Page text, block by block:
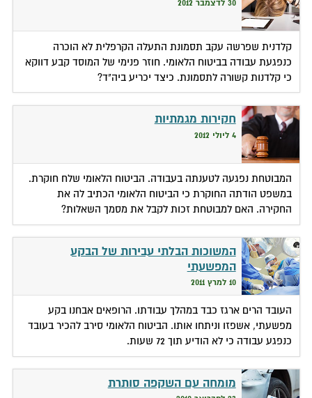
30 לדצמבר 2012
קלדנית שפרשה עקב תסמונת התעלה הקרפלית לא הוכרה
כנפגעת עבודה בביטוח הלאומי. חוזר פנימי של המוסד קבע דווקא
כי קלדנות קשורה לתסמונת. כיצד יכריע ביה"ד?
חקירות מגמתיות
4 ליולי 2012
המבוטחת נפגעה לטענתה בעבודה. הביטוח הלאומי שלח חוקרת.
במשפט הודתה החוקרת כי הביטוח הלאומי הכתיב לה את
החקירה. האם למבוטחת זכות לקבל את מסמך השאלות?
המשוכות הבלתי עבירות של הבקע
המפשעתי
10 למרץ 2011
העובד הרים ארגז כבד במהלך עבודתו. הרופאים אבחנו בקע
מפשעתי, אשפזו וניתחו אותו. הביטוח הלאומי סירב להכיר בעובד
כנפגע עבודה כי לא הודיע תוך 72 שעות.
מומחה עם השקפה סותרת